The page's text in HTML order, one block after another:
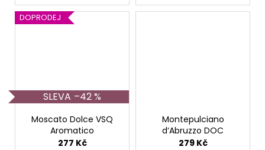
DOPRODEJ
–42 %
Moscato Dolce VSQ
Aromatico
Velenosi
277 Kč
Montepulciano
d‘Abruzzo DOC
Velenosi
279 Kč